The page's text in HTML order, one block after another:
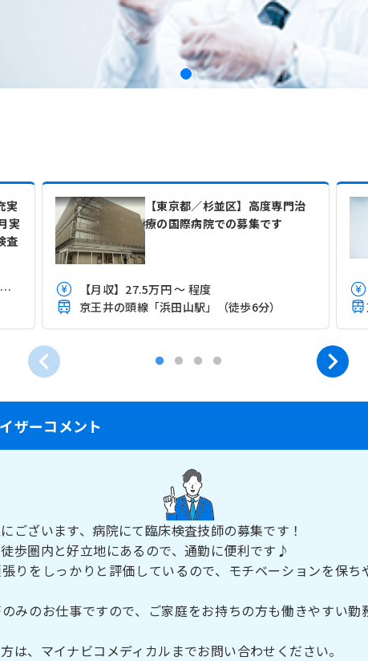
実
実
査
【月収】21.7万円 ～ 程度 大学卒モデル 基本給＋職場手当＋処遇改善手当
【東京都／杉並区】高度専門治
療の国際病院での募集です
【月収】27.5万円 ～ 程度
京王井の頭線「浜田山駅」（徒歩6分）
ザーコメント
ございます、病院にて臨床検査技師の募集です！
歩圏内と好立地にあるので、通勤に便利です♪
りをしっかりと評価しているので、モチベーションを保ち
みのお仕事ですので、ご家庭をお持ちの方も働きやすい勤
は、マイナビコメディカルまでお問い合わせください。